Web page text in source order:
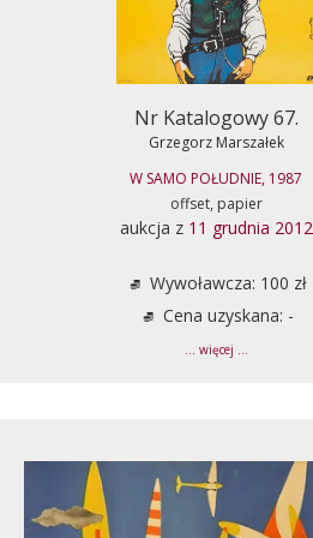
Nr Katalogowy 67.
Grzegorz Marszałek
W SAMO POŁUDNIE, 1987
offset, papier
aukcja z 11 grudnia 2012
Wywoławcza: 100 zł
Cena uzyskana: -
... więcej ...